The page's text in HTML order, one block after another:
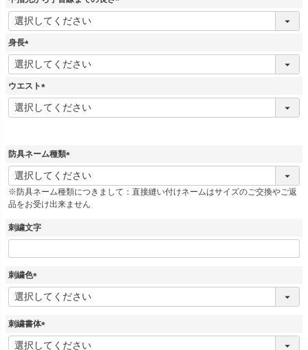
(
身長
(
必
須
ウエスト
(
必
防具ネーム種類
(
必
須
)
※防具ネーム種類につきまして：直接縫い付けネームはサイズのご交換やご返
品をお受け出来ません
刺繍文字
刺繍色
(
必
)
刺繍書体
(